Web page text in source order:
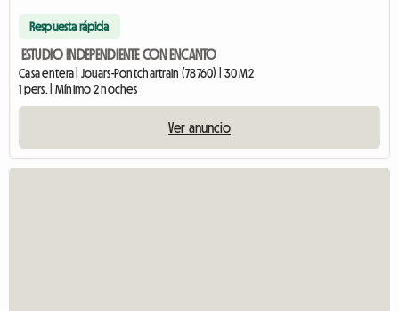
Respuesta rápida
ESTUDIO INDEPENDIENTE CON ENCANTO
Casa entera | Jouars-Pontchartrain (78760) | 30 M2
1 pers. | Mínimo 2 noches
Ver anuncio